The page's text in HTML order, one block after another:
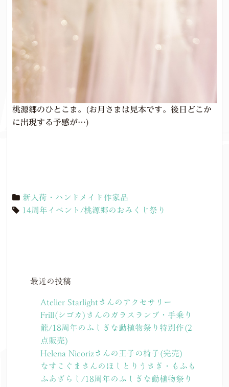
桃源郷のひとこま。(お月さまは見本です。後日どこか
に出現する予感が…)
新入荷・ハンドメイド作家品
14周年イベント/桃源郷のおみくじ祭り
最近の投稿
Atelier Starlightさんのアクセサリー
Frill(シゴカ)さんのガラスランプ・手乗り
龍/18周年のふしぎな動植物祭り特別作(2
点販売)
Helena Nicorizさんの王子の椅子(完売)
なすこぐまさんのほしとりうさぎ・もふも
ふあざらし/18周年のふしぎな動植物祭り